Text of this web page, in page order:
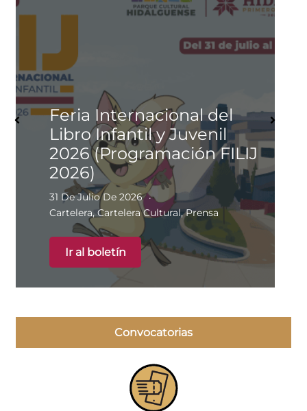
Feria Internacional del
Libro Infantil y Juvenil
2026 (Programación FILIJ
2026)
31 De Julio De 2026
Cartelera,Cartelera Cultural,Prensa
Ir al boletín
Convocatorias